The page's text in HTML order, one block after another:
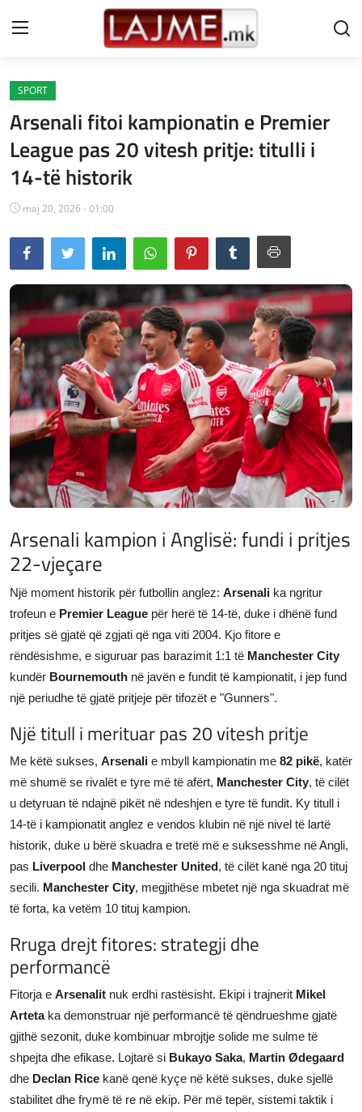
Shtëpi
LAJME MAQEDONI
SHQIPERI
KOSOVA
LAJME NGA BOTA
SHOWBIZ
SPORT
SHENDETI
JETA
Gallery
Shqip
SPORT
Arsenali fitoi kampionatin e Premier
League pas 20 vitesh pritje: titulli i
14-të historik
maj 20, 2026 - 01:00
Arsenali kampion i Anglisë: fundi i pritjes
22-vjeçare
Një moment historik për futbollin anglez: Arsenali ka ngritur
trofeun e Premier League për herë të 14-të, duke i dhënë fund
pritjes së gjatë që zgjati që nga viti 2004. Kjo fitore e
rëndësishme, e siguruar pas barazimit 1:1 të Manchester City
kundër Bournemouth në javën e fundit të kampionatit, i jep fund
një periudhe të gjatë pritjeje për tifozët e "Gunners".
Një titull i merituar pas 20 vitesh pritje
Me këtë sukses, Arsenali e mbyll kampionatin me 82 pikë, katër
më shumë se rivalët e tyre më të afërt, Manchester City, të cilët
u detyruan të ndajnë pikët në ndeshjen e tyre të fundit. Ky titull i
14-të i kampionatit anglez e vendos klubin në një nivel të lartë
historik, duke u bërë skuadra e tretë më e suksesshme në Angli,
pas Liverpool dhe Manchester United, të cilët kanë nga 20 tituj
secili. Manchester City, megjithëse mbetet një nga skuadrat më
të forta, ka vetëm 10 tituj kampion.
Rruga drejt fitores: strategji dhe
performancë
Fitorja e Arsenalit nuk erdhi rastësisht. Ekipi i trajnerit Mikel
Artetaka demonstruar një performancë të qëndrueshme gjatë
gjithë sezonit, duke kombinuar mbrojtje solide me sulme të
shpejta dhe efikase. Lojtarë si Bukayo Saka, Martin Ødegaard
dhe Declan Rice kanë qenë kyçe në këtë sukses, duke sjellë
stabilitet dhe frymë të re në ekip. Për më tepër, sistemi taktik i